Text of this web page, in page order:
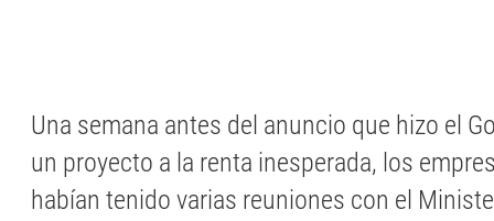
Una semana antes del anuncio que hizo el
un proyecto a la renta inesperada, los
habían tenido varias reuniones con el